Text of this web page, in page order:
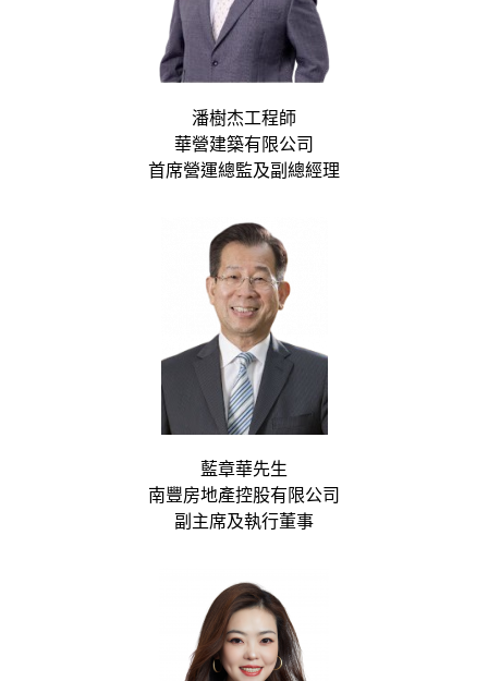
潘樹杰工程師
華營建築有限公司
首席營運總監及副總經理
藍章華先生
南豐房地產控股有限公司
副主席及執行董事